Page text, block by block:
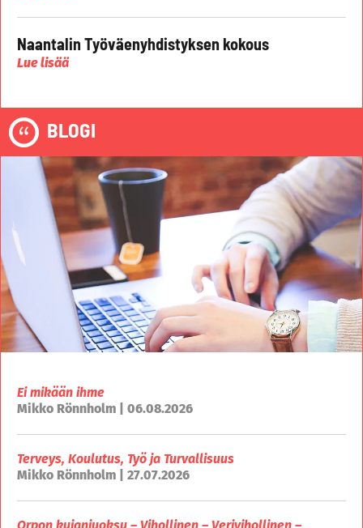
Naantalin Työväenyhdistyksen kokous
Lue lisää
BLOGI
Ei mikään ihme
Mikko Rönnholm | 06.08.2026
Terveys, Koulutus, Työ ja Turvallisuus
Mikko Rönnholm | 27.07.2026